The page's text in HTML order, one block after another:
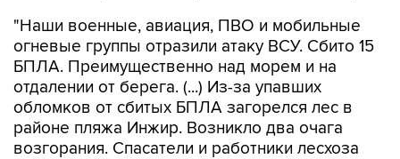
"Наши военные, авиация, ПВО и мобильные
огневые группы отразили атаку ВСУ. Сбито 15
БПЛА. Преимущественно над морем и на
отдалении от берега. (...) Из-за упавших
обломков от сбитых БПЛА загорелся лес в
районе пляжа Инжир. Возникло два очага
возгорания. Спасатели и работники лесхоза